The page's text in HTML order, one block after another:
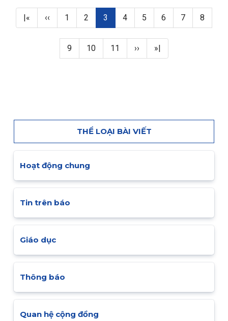
First page
|« Previous page
‹‹ Page
1 Page
2 Trang hiện thời
3 Page
4 Page
5 Page
6 Page
7 Page
8
Page
9 Page
10 Page
11 Next page
›› Last page
»|
THỂ LOẠI BÀI VIẾT
Hoạt động chung
Tin trên báo
Giáo dục
Thông báo
Quan hệ cộng đồng